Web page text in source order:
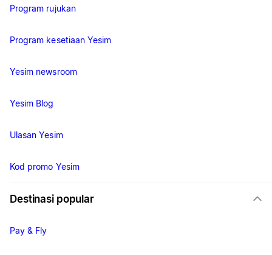
Program rujukan
Program kesetiaan Yesim
Yesim newsroom
Yesim Blog
Ulasan Yesim
Kod promo Yesim
Destinasi popular
Pay & Fly